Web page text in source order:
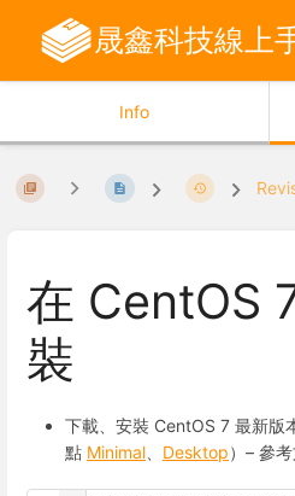
晟鑫科技線上
Info
在 CentOS
裝
下載、安裝 CentOS 7 最新版
點 Minimal Desktop）– 參